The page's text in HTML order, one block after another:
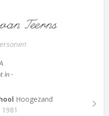
Teerns
in -
Hoogezand